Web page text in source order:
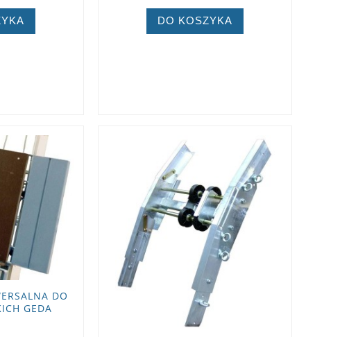
DO KOSZYKA
DO
GEDA